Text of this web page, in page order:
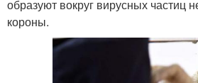
образуют вокруг вирусных частиц
короны.